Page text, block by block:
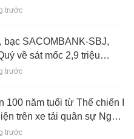
trước
bạc SACOMBANK-SBJ,
về sát mốc 2,9 triệu
trước
100 năm tuổi từ Thế chiến I
trên xe tải quân sự Nga:
xảy ra?
trước